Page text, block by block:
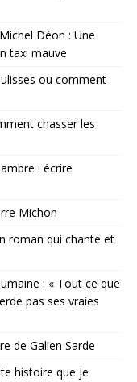
Déon : Une
taxi mauve
ou comment
chasser les
: écrire
Michon
roman qui chante et
: « Tout ce que
pas ses vraies
de Galien Sarde
histoire que je